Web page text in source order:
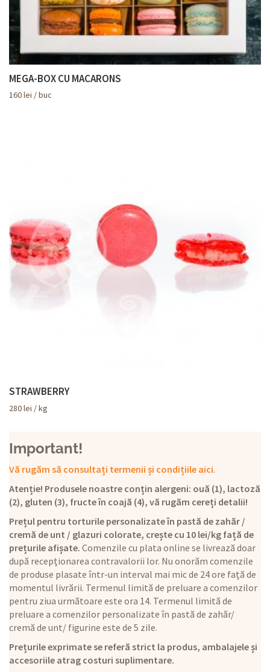
MEGA-BOX CU MACARONS
160lei / buc
STRAWBERRY
280lei / kg
Important!
Vă rugăm să consultați termenii și condițiile aici.
Atenție! Produsele noastre conțin alergeni: ouă (1), lactoză
(2), gluten (3), fructe în coajă (4), vă rugăm cereți detalii!
Prețul pentru torturile personalizate în pastă de zahăr /
cremă de unt / glazuri colorate, crește cu 10 lei/kg față de
prețurile afișate. Comenzile cu plata online se livrează doar
după recepționarea contravalorii lor. Nu onorăm comenzile
de produse plasate într-un interval mai mic de 24 ore față de
momentul livrării. Termenul limită de preluare a comenzilor
pentru ziua următoare este ora 14. Termenul limită de
preluare a comenzilor personalizate în pastă de zahăr/
cremă de unt/ figurine este de 5 zile.
Prețurile exprimate se referă strict la produs, ambalajele și
accesoriile atrag costuri suplimentare.